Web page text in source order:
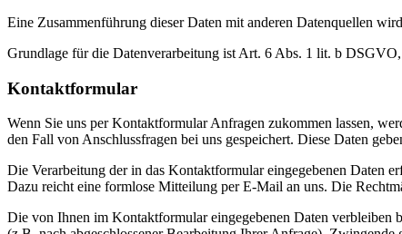
Eine Zusammenführung dieser Daten mit anderen Datenquellen
Grundlage für die Datenverarbeitung ist Art. 6 Abs. 1 lit. b
Kontaktformular
Wenn Sie uns per Kontaktformular Anfragen zukommen lassen,
den Fall von Anschlussfragen bei uns gespeichert. Diese Daten
Die Verarbeitung der in das Kontaktformular eingegebenen
Dazu reicht eine formlose Mitteilung per E-Mail an uns. Die
Die von Ihnen im Kontaktformular eingegebenen Daten